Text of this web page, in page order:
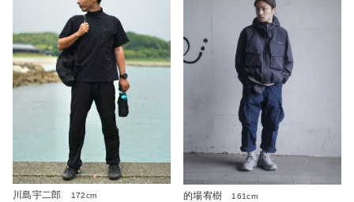
川島宇二郎
172cm
的場宥樹
161cm